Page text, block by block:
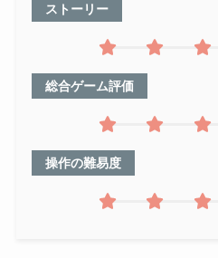
ストーリー
総合ゲーム評価
操作の難易度